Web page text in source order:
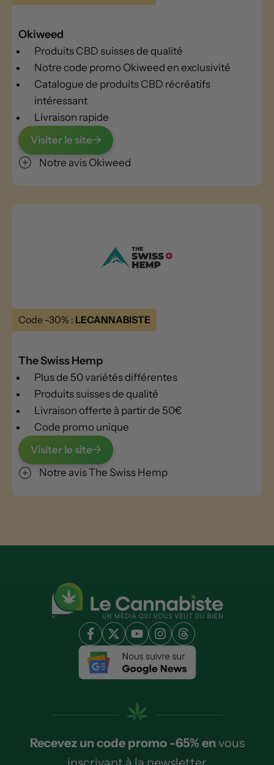
Okiweed
Produits CBD suisses de qualité
Notre code promo Okiweed en exclusivité
Catalogue de produits CBD récréatifs
intéressant
Livraison rapide
Visiter le site
Notre avis Okiweed
Code -30% : LECANNABISTE
The Swiss Hemp
Plus de 50 variétés différentes
Produits suisses de qualité
Livraison offerte à partir de 50€
Code promo unique
Visiter le site
Notre avis The Swiss Hemp
Recevez un code promo -65% envous